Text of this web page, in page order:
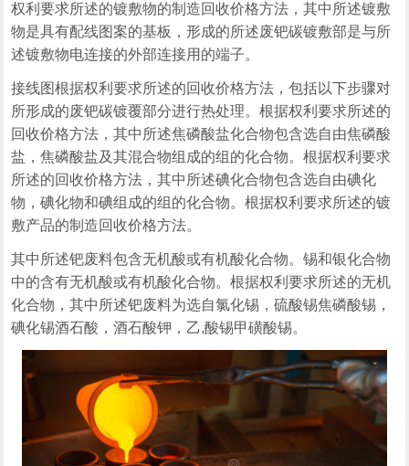
权利要求所述的镀敷物的制造回收价格方法，其中所述镀敷
物是具有配线图案的基板，形成的所述废钯碳镀敷部是与所
述镀敷物电连接的外部连接用的端子。
接线图根据权利要求所述的回收价格方法，包括以下步骤对
所形成的废钯碳镀覆部分进行热处理。根据权利要求所述的
回收价格方法，其中所述焦磷酸盐化合物包含选自由焦磷酸
盐，焦磷酸盐及其混合物组成的组的化合物。根据权利要求
所述的回收价格方法，其中所述碘化合物包含选自由碘化
物，碘化物和碘组成的组的化合物。根据权利要求所述的镀
敷产品的制造回收价格方法。
其中所述钯废料包含无机酸或有机酸化合物。锡和银化合物
中的含有无机酸或有机酸化合物。根据权利要求所述的无机
化合物，其中所述钯废料为选自氯化锡，硫酸锡焦磷酸锡，
碘化锡酒石酸，酒石酸钾，乙,酸锡甲磺酸锡。